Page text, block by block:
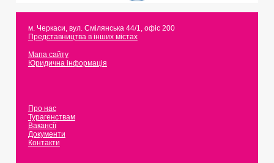
м. Черкаси, вул. Смілянська 44/1, офіс 200
Представництва в інших містах
Мапа сайту
Юридична інформація
Про нас
Турагенствам
Вакансії
Документи
Контакти